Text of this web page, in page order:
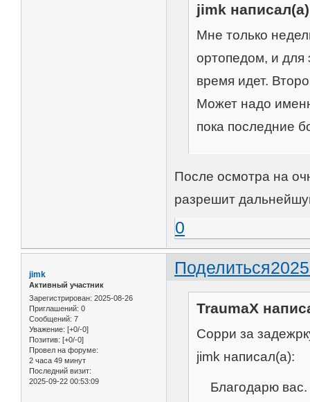
jimk
Мне только
ортопедом, и для
время идет.
Может надо
пока последние
После осмотра на
разрешит
0
Поделиться
jimk
Активный участник
Зарегистрирован: 2025-08-26
Приглашений: 0
Сообщений: 7
Уважение: [+0/-0]
Позитив: [+0/-0]
Провел на форуме:
2 часа 49 минут
Последний визит:
2025-09-22 00:53:09
TraumaX
Сорри за
jimk написал(а):
Благодарю вас.